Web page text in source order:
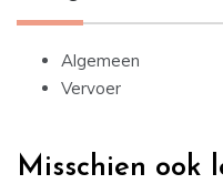
Algemeen
Vervoer
Misschien ook